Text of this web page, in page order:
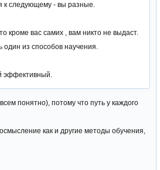
к следующему - вы разные.
кроме вас самих , вам никто не выдаст.
из способов научения.
эффективный.
понятно), потому что путь у каждого
как и другие методы обучения,